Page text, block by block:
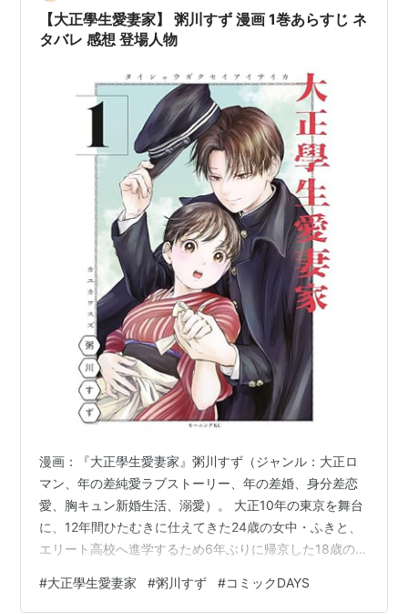
言っても説得力無いよな…、とも感じました。 だって、
高島さんはスペシャルウル…
【大正學生愛妻家】 粥川すず 漫画 1巻あらすじ ネ
タバレ 感想 登場人物
漫画：『大正學生愛妻家』粥川すず（ジャンル：大正ロ
マン、年の差純愛ラブストーリー、年の差婚、身分差恋
愛、胸キュン新婚生活、溺愛）。 大正10年の東京を舞台
に、12年間ひたむきに仕えてきた24歳の女中・ふきと、
エリート高校へ進学するため6年ぶりに帰京した18歳の青
が、立派な紳士となって真っ直ぐに求婚する姿に、胸キ
#大正學生愛妻家 #粥川すず #コミックDAYS